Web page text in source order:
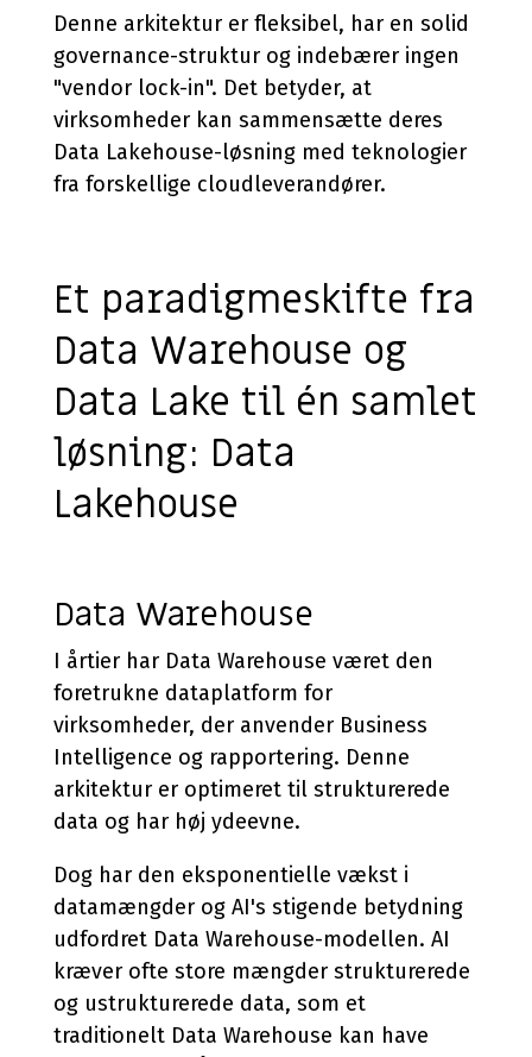
Denne arkitektur er fleksibel, har en solid
governance-struktur og indebærer ingen
"vendor lock-in". Det betyder, at
virksomheder kan sammensætte deres
Data Lakehouse-løsning med teknologier
fra forskellige cloudleverandører.
Et paradigmeskifte fra
Data Warehouse og
Data Lake til én samlet
løsning: Data
Lakehouse
Data Warehouse
I årtier har Data Warehouse været den
foretrukne dataplatform for
virksomheder, der anvender Business
Intelligence og rapportering. Denne
arkitektur er optimeret til strukturerede
data og har høj ydeevne.
Dog har den eksponentielle vækst i
datamængder og AI's stigende betydning
udfordret Data Warehouse-modellen. AI
kræver ofte store mængder strukturerede
og ustrukturerede data, som et
traditionelt Data Warehouse kan have